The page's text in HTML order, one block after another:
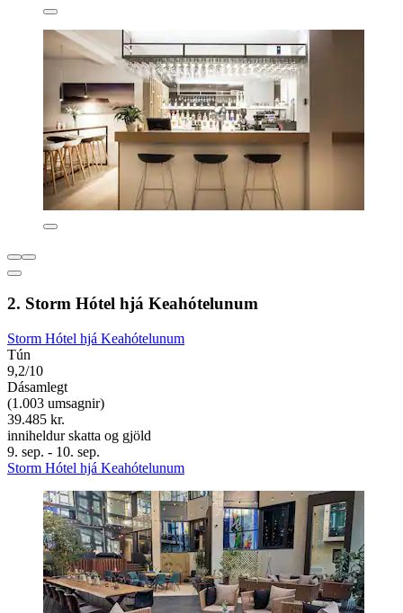
2. Storm Hótel hjá Keahótelunum
Storm Hótel hjá Keahótelunum
Tún
9,2/10
Dásamlegt
(1.003 umsagnir)
39.485 kr.
inniheldur skatta og gjöld
9. sep. - 10. sep.
Storm Hótel hjá Keahótelunum